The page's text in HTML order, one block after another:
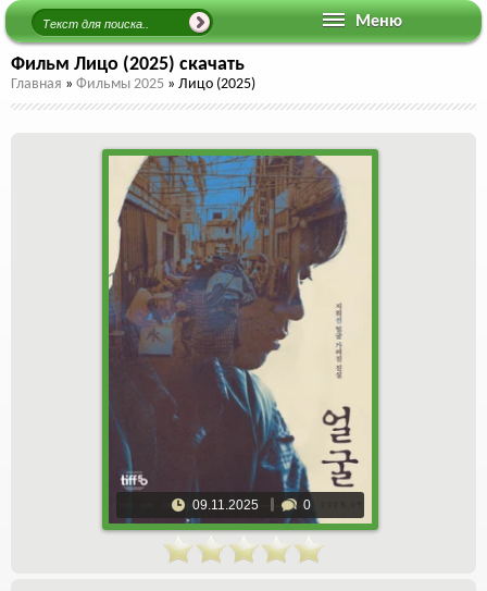
Меню
Фильм Лицо (2025) скачать
Главная » Фильмы 2025 » Лицо (2025)
09.11.2025 0